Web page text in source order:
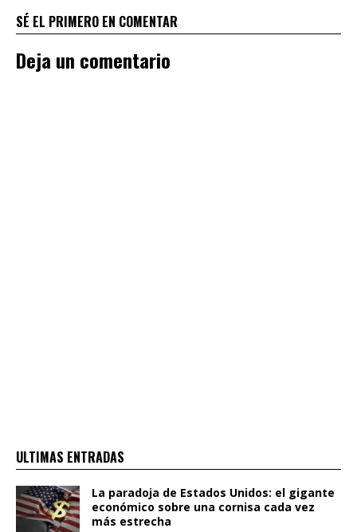
SÉ EL PRIMERO EN COMENTAR
Deja un comentario
ULTIMAS ENTRADAS
La paradoja de Estados Unidos: el gigante
económico sobre una cornisa cada vez
más estrecha